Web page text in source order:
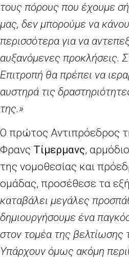
τους πόρους που έχουμε
μας, δεν μπορούμε να
περισσότερα για να
αυξανόμενες προκλήσεις.
Επιτροπή θα πρέπει να
αυστηρά τις
της.»
Ο πρώτος Αντιπρόεδρος
Φρανς Τίμερμανς,
της νομοθεσίας και
ομάδας, προσέθεσε τα
καταβάλει μεγάλες
δημιουργήσουμε ένα
στον τομέα της βελτίωσης
Υπάρχουν όμως ακόμη